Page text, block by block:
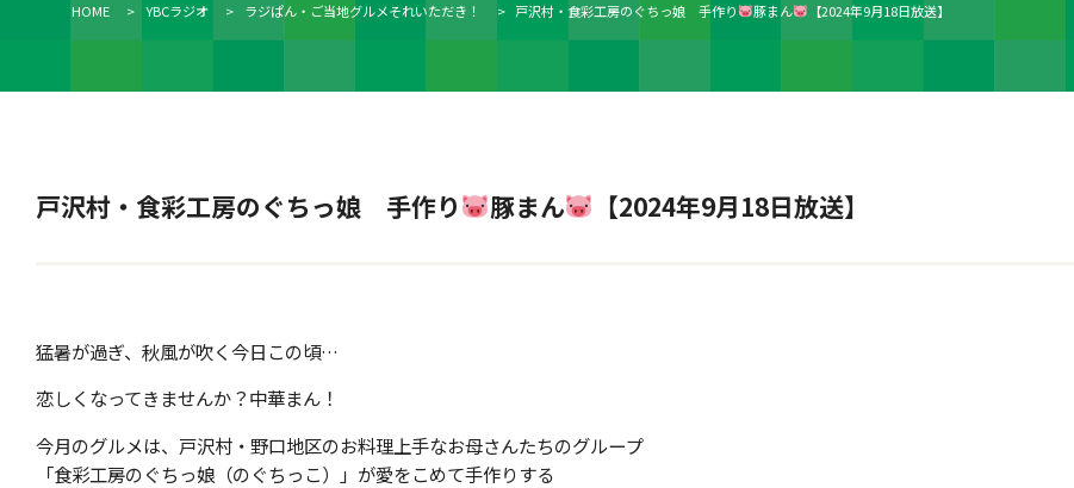
HOME > YBCラジオ > ラジぱん・ご当地グルメそれいただき！ > 戸沢村・食彩工房のぐちっ娘 手作り 豚まん 【2024年9月18日放送】
戸沢村・食彩工房のぐちっ娘 手作り 豚まん 【2024年9月18日放送】
猛暑が過ぎ、秋風が吹く今日この頃…
恋しくなってきませんか？中華まん！
今月のグルメは、戸沢村・野口地区のお料理上手なお母さんたちのグループ
「食彩工房のぐちっ娘（のぐちっこ）」が愛をこめて手作りする